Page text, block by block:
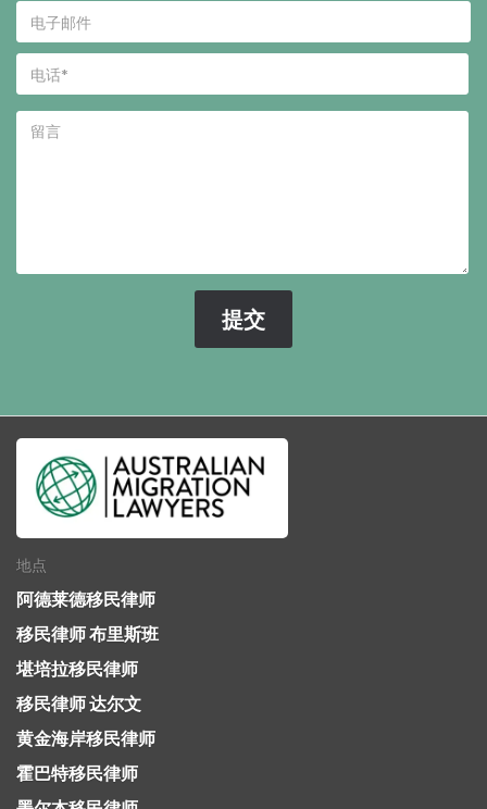
地点
阿德莱德移民律师
移民律师 布里斯班
堪培拉移民律师
移民律师 达尔文
黄金海岸移民律师
霍巴特移民律师